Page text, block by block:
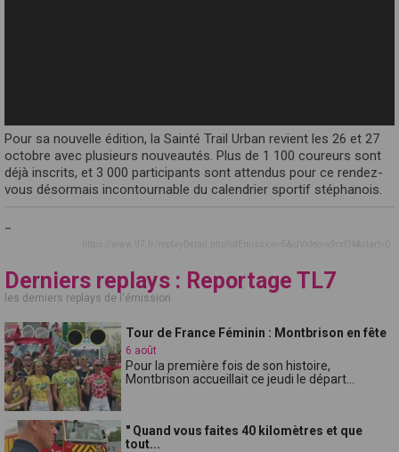
Pour sa nouvelle édition, la Sainté Trail Urban revient les 26 et 27
octobre avec plusieurs nouveautés. Plus de 1 100 coureurs sont
déjà inscrits, et 3 000 participants sont attendus pour ce rendez-
vous désormais incontournable du calendrier sportif stéphanois.
Derniers replays : Reportage TL7
les derniers replays de l'émission
Tour de France Féminin : Montbrison en fête
6 août
Pour la première fois de son histoire,
Montbrison accueillait ce jeudi le départ...
" Quand vous faites 40 kilomètres et que
tout...